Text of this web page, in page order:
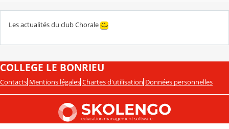
Les actualités du club Chorale
COLLEGE LE BONRIEU
Contacts Mentions légales Chartes d'utilisation Données personnelles